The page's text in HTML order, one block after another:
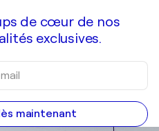
de cœur de nos
exclusives.
maintenant